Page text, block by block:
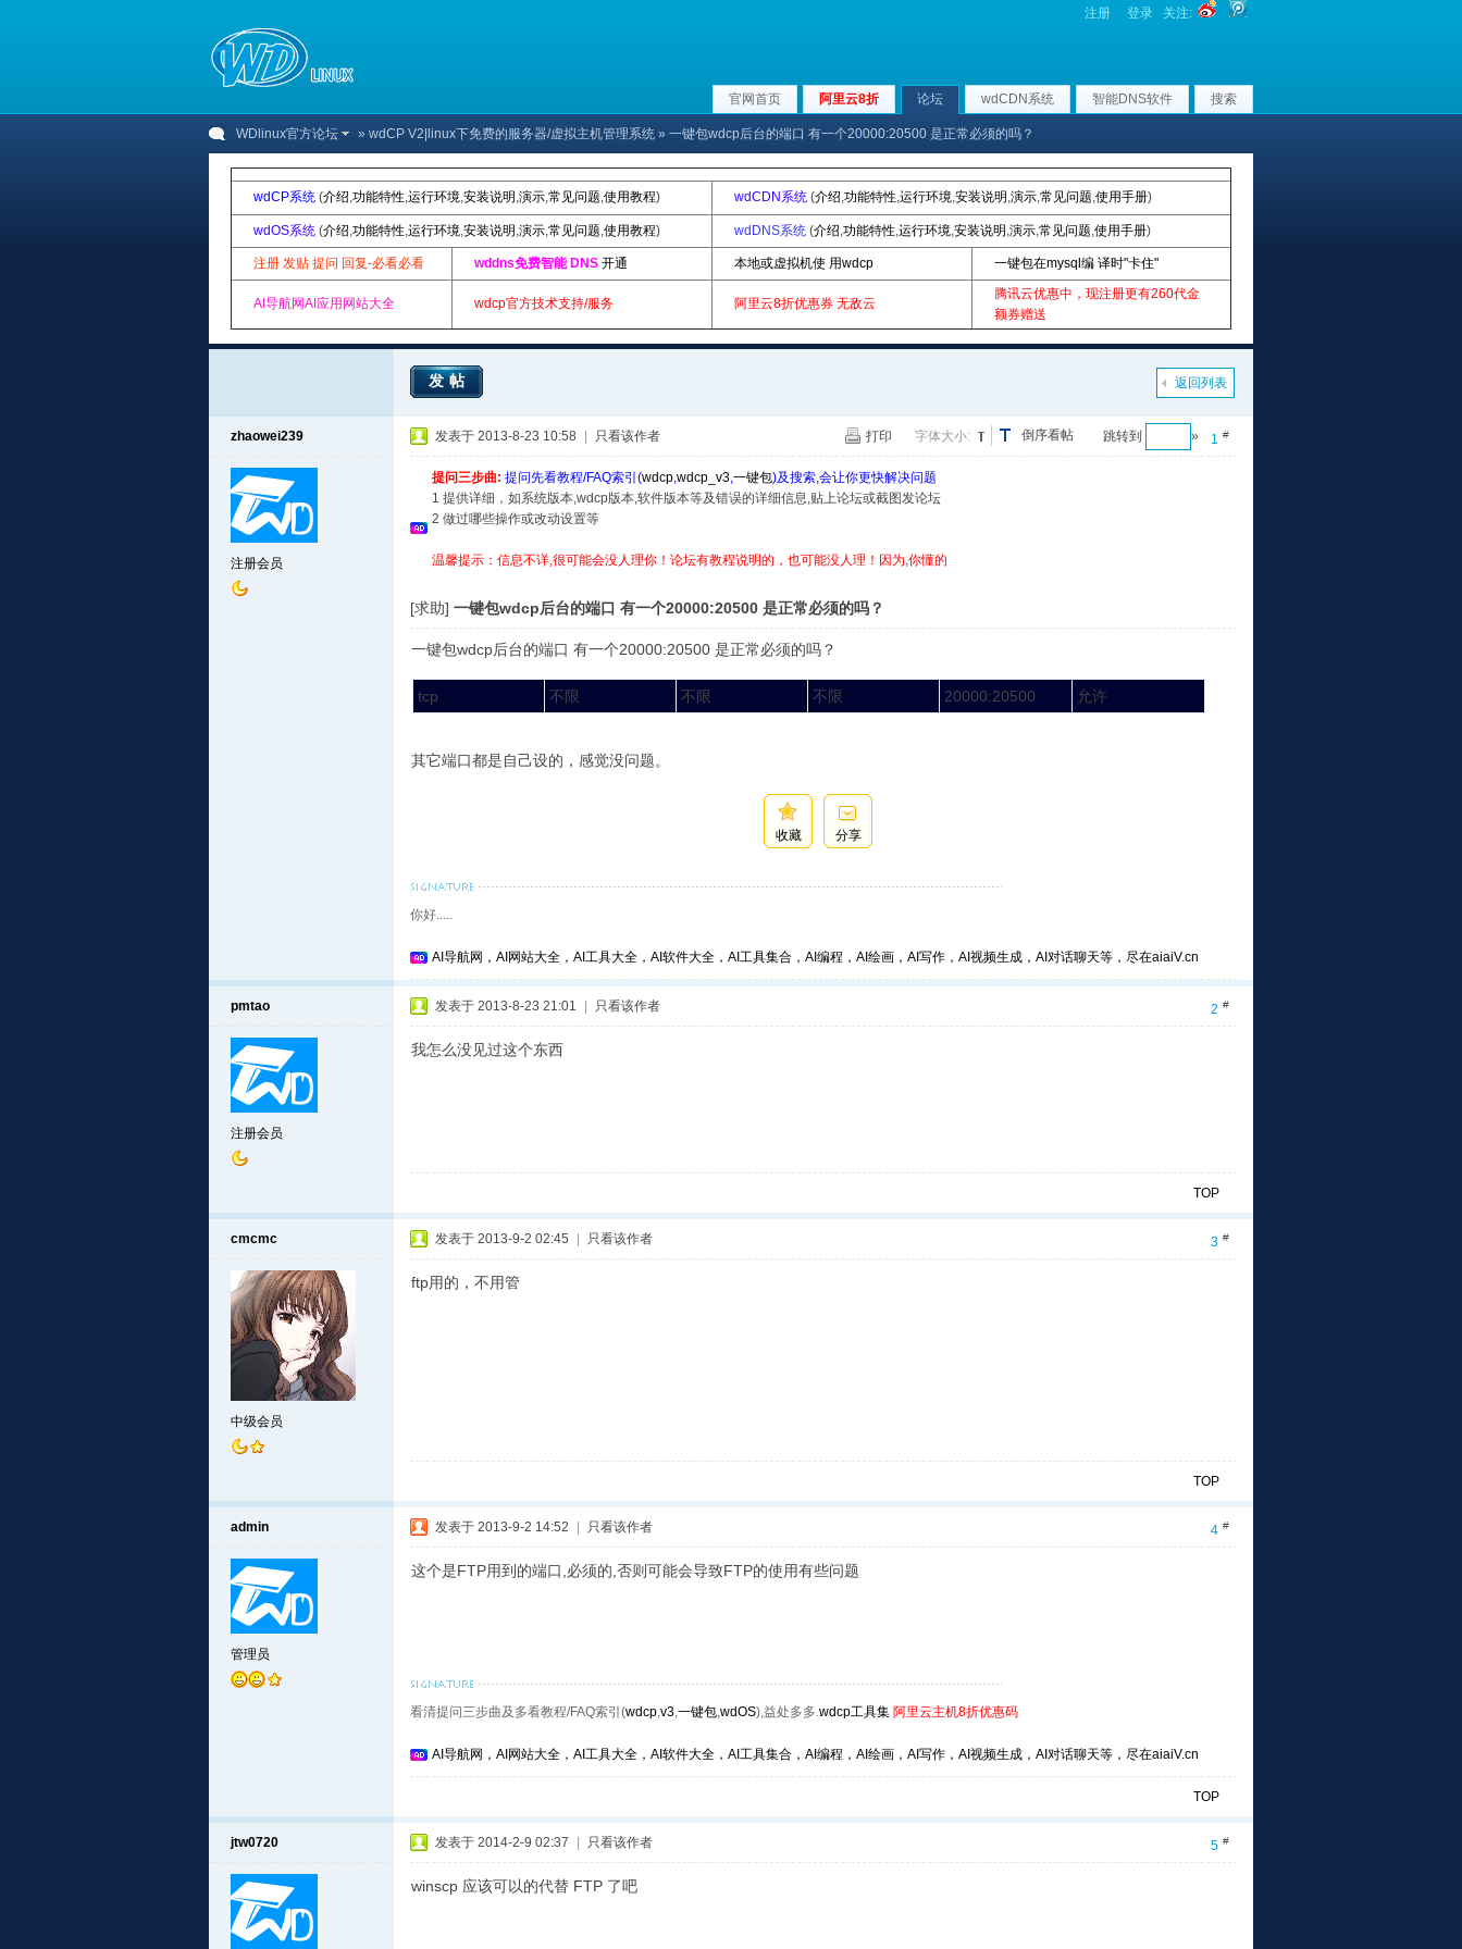
注册 登录 关注:
官网首页 阿里云8折 论坛 wdCDN系统 智能DNS软件 搜索
WDlinux官方论坛 » wdCP V2|linux下免费的服务器/虚拟主机管理系统 » 一键包wdcp后台的端口 有一个20000:20500 是正常必须的吗？
wdCP系统 (介绍,功能特性,运行环境,安装说明 ,演示,常见问题,使用教程) wdCDN系统 (介绍,功能特性,运行环境,安装说明 ,演示,常见问题,使用手册)
wdOS系统 (介绍,功能特性,运行环境,安装说明 ,演示,常见问题,使用教程) wdDNS系统 (介绍,功能特性,运行环境,安装说明 ,演示,常见问题,使用手册)
注册 发贴 提问 回复-必看必看 wddns免费智能 DNS 开通 本地或虚拟机使 用wdcp 一键包在mysql编 译时"卡住"
AI导航网AI应用网站大全 wdcp官方技术支持/服务 阿里云8折优惠券 无敌云
腾讯云优惠中，现注册更有260代金
额券赠送
返回列表
发帖
zhaowei239
注册会员
1 #
跳转到 »
倒序看帖
打印 字体大小:
发表于 2013-8-23 10:58 只看该作者
提问三步曲: 提问先看教程/FAQ索引(wdcp,wdcp_v3,一键包)及搜索,会让你更快解决问题
1 提供详细，如系统版本,wdcp版本,软件版本等及错误的详细信息,贴上论坛或截图发论坛
2 做过哪些操作或改动设置等
温馨提示：信息不详,很可能会没人理你！论坛有教程说明的，也可能没人理！因为,你懂的
[求助] 一键包wdcp后台的端口 有一个20000:20500 是正常必须的吗？
一键包wdcp后台的端口 有一个20000:20500 是正常必须的吗？
tcp 不限 不限 不限 20000:20500 允许
其它端口都是自己设的，感觉没问题。
收藏 分享
你好.....
AI导航网，AI网站大全，AI工具大全，AI软件大全，AI工具集合，AI编程，AI绘画，AI写作，AI视频生成，AI对话聊天等，尽在aiaiV.cn
pmtao
注册会员
2 #
发表于 2013-8-23 21:01 只看该作者
我怎么没见过这个东西
TOP
cmcmc
中级会员
3 #
发表于 2013-9-2 02:45 只看该作者
ftp用的，不用管
TOP
admin
管理员
4 #
发表于 2013-9-2 14:52 只看该作者
这个是FTP用到的端口,必须的,否则可能会导致FTP的使用有些问题
看清提问三步曲及多看教程/FAQ索引(wdcp,v3,一键包,wdOS),益处多多.wdcp工具集 阿里云主机8折优惠码
AI导航网，AI网站大全，AI工具大全，AI软件大全，AI工具集合，AI编程，AI绘画，AI写作，AI视频生成，AI对话聊天等，尽在aiaiV.cn
TOP
jtw0720 5 #
发表于 2014-2-9 02:37 只看该作者
winscp 应该可以的代替 FTP 了吧